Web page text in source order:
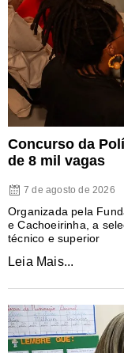
Concurso da
de 8 mil vagas
7 de agosto de 2026
Organizada pela
e Cachoeirinha, a
técnico e superior
Leia Mais...